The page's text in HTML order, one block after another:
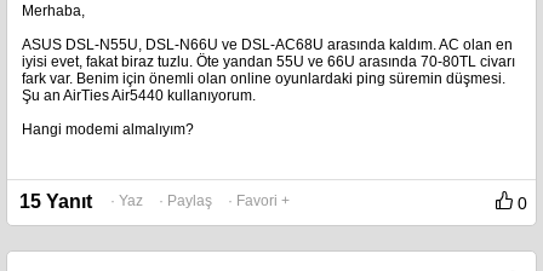
Merhaba,
ASUS DSL-N55U, DSL-N66U ve DSL-AC68U arasında kaldım. AC olan en
iyisi evet, fakat biraz tuzlu. Öte yandan 55U ve 66U arasında 70-80TL civarı
fark var. Benim için önemli olan online oyunlardaki ping süremin düşmesi.
Şu an AirTies Air5440 kullanıyorum.
Hangi modemi almalıyım?
15 Yanıt · Yaz · Paylaş · Favori + 0